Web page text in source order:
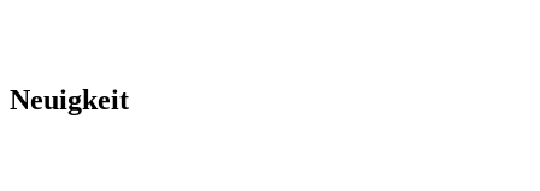
Neuigkeit